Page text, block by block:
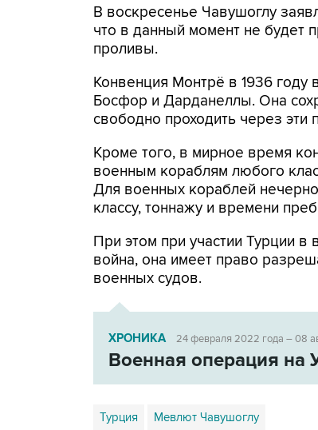
В воскресенье Чавушоглу
что в данный момент не будет
проливы.
Конвенция Монтрё в 1936 году
Босфор и Дарданеллы. Она
свободно проходить через
Кроме того, в мирное время
военным кораблям любого
Для военных кораблей
классу, тоннажу и времени
При этом при участии Турции в
война, она имеет право
военных судов.
ХРОНИКА 24 февраля 2022 года – 08
Военная операция на
Турция Мевлют Чавушоглу